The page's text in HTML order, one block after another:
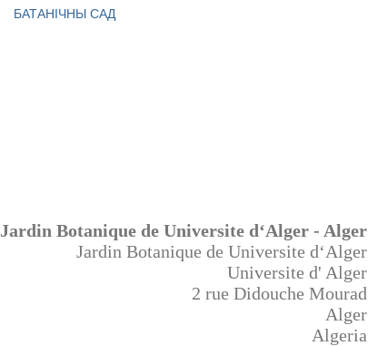
Jardin Botanique de Universite d‘Alger - Alger
Jardin Botanique de Universite d‘Alger
Universite d' Alger
2 rue Didouche Mourad
Alger
Algeria
БАТАНІЧНЫ САД